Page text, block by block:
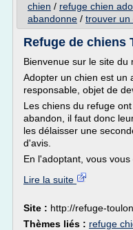
chien / refuge chien
abandonne / trouver un
Refuge de chiens
Bienvenue sur le site du
Adopter un chien est un
responsable, objet de
Les chiens du refuge
abandon, il faut donc
les délaisser une
d'avis.
En l'adoptant, vous vous
Lire la suite
Site : http://refuge-
Thèmes liés : refuge